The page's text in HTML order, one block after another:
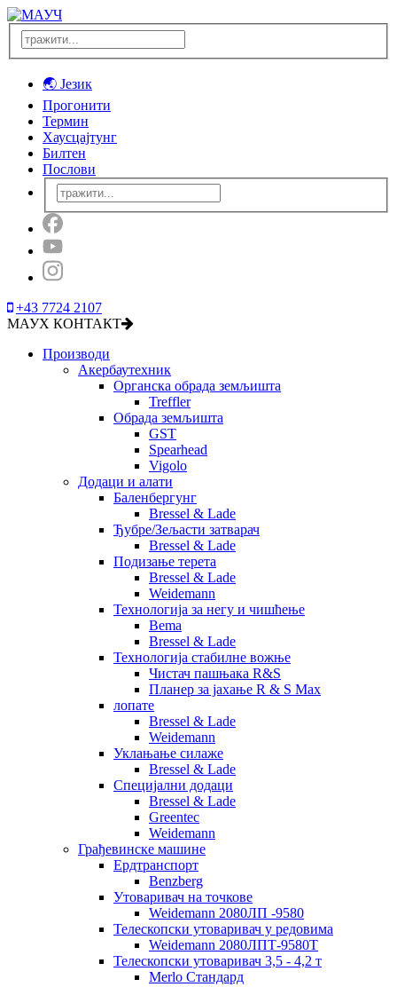
🌏 Језик
Прогонити
Термин
Хаусцајтунг
Билтен
Послови
+43 7724 2107
МАУХ КОНТАКТ
Производи
Акербаутехник
Органска обрада земљишта
Treffler
Обрада земљишта
GST
Spearhead
Vigolo
Додаци и алати
Баленбергунг
Bressel & Lade
Ђубре/Зељасти затварач
Bressel & Lade
Подизање терета
Bressel & Lade
Weidemann
Технологија за негу и чишћење
Bema
Bressel & Lade
Технологија стабилне вожње
Чистач пашњака R&S
Планер за јахање R & S Max
лопате
Bressel & Lade
Weidemann
Уклањање силаже
Bressel & Lade
Специјални додаци
Bressel & Lade
Greentec
Weidemann
Грађевинске машине
Ердтранспорт
Benzberg
Утоваривач на точкове
Weidemann 2080ЛП -9580
Телескопски утоваривач у редовима
Weidemann 2080ЛПТ-9580Т
Телескопски утоваривач 3,5 - 4,2 т
Merlo Стандард